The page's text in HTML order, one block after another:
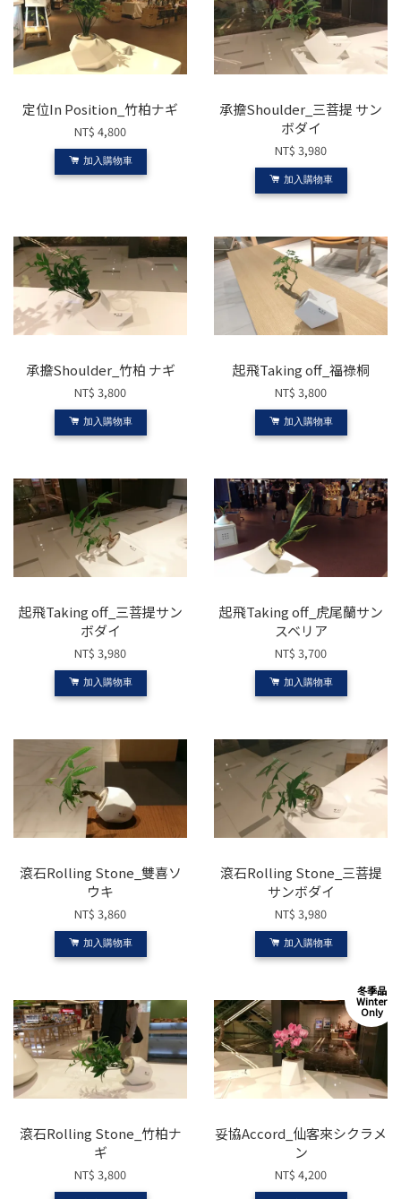
定位In Position_竹柏ナギ
NT$ 4,800
加入購物車
承擔Shoulder_三菩提 サン
ボダイ
NT$ 3,980
加入購物車
承擔Shoulder_竹柏 ナギ
NT$ 3,800
加入購物車
起飛Taking off_福祿桐
NT$ 3,800
加入購物車
起飛Taking off_三菩提サン
ボダイ
NT$ 3,980
加入購物車
起飛Taking off_虎尾蘭サン
スベリア
NT$ 3,700
加入購物車
滾石Rolling Stone_雙喜ソ
ウキ
NT$ 3,860
加入購物車
滾石Rolling Stone_三菩提
サンボダイ
NT$ 3,980
加入購物車
滾石Rolling Stone_竹柏ナ
ギ
NT$ 3,800
冬季品
Winter
Only
妥協Accord_仙客來シクラメ
ン
NT$ 4,200